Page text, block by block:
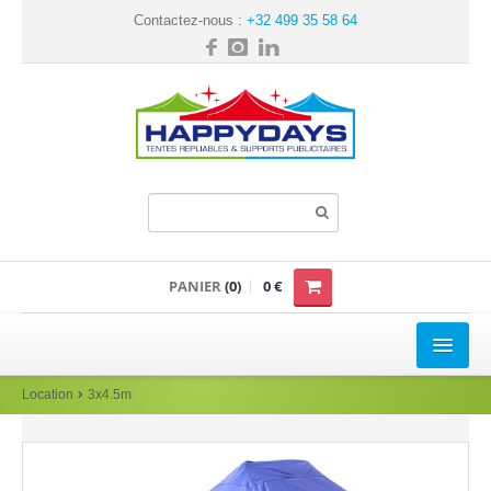
Contactez-nous : +32 499 35 58 64
PANIER(0) 0 €
TENTE REPLIABLE
Loisir
Location 3x4.5m